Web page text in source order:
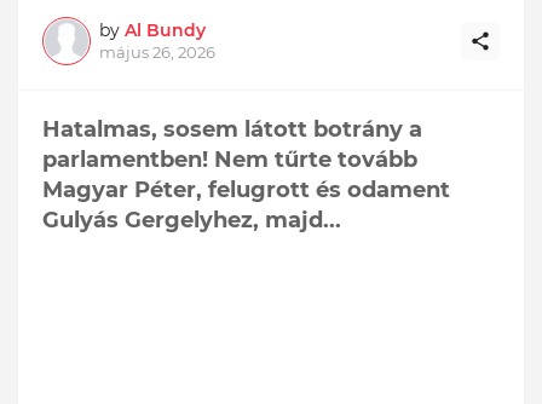
by Al Bundy
május 26, 2026
Hatalmas, sosem látott botrány a
parlamentben! Nem tűrte tovább
Magyar Péter, felugrott és odament
Gulyás Gergelyhez, majd...